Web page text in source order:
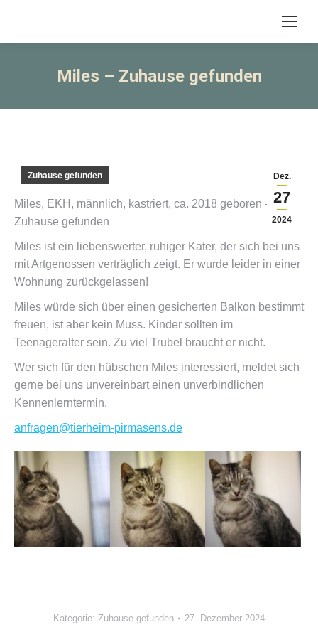
Miles – Zuhause gefunden
Dez.
27
2024
Zuhause gefunden
Miles, EKH, männlich, kastriert, ca. 2018 geboren –
Zuhause gefunden
Miles ist ein liebenswerter, ruhiger Kater, der sich bei uns
mit Artgenossen verträglich zeigt. Er wurde leider in einer
Wohnung zurückgelassen!
Miles würde sich über einen gesicherten Balkon bestimmt
freuen, ist aber kein Muss. Kinder sollten im
Teenageralter sein. Zu viel Trubel braucht er nicht.
Wer sich für den hübschen Miles interessiert, meldet sich
gerne bei uns unvereinbart einen unverbindlichen
Kennenlerntermin.
anfragen@tierheim-pirmasens.de
Kategorie: Zuhause gefunden 27. Dezember 2024